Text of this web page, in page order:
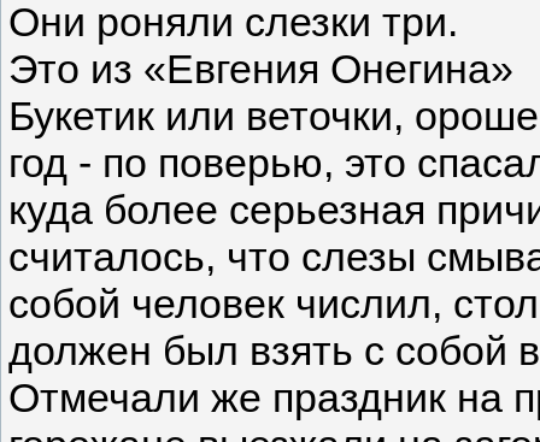
Они роняли слезки три.
Это из «Евгения Онегина»
Букетик или веточки,
год - по поверью, это
куда более серьезная
считалось, что слезы
собой человек числил,
должен был взять с собой
Отмечали же праздник на